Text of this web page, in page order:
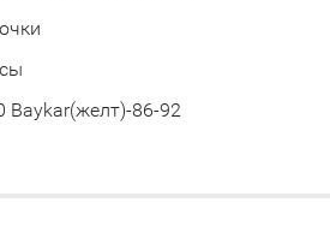
Baykar(желт)-86-92